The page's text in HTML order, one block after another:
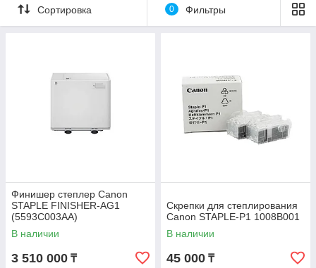
Сортировка 0 Фильтры
Финишер степлер Canon
STAPLE FINISHER-AG1
(5593C003AA)
В наличии
3 510 000 ₸
Скрепки для степлирования
Canon STAPLE-P1 1008B001
В наличии
45 000 ₸